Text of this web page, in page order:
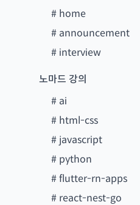
# home
# announcement
# interview
노마드 강의
# ai
# html-css
# javascript
# python
#flutter-rn-apps
# react-nest-go